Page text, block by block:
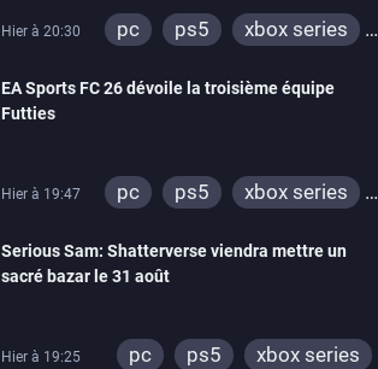
Hier à 20:30 pc ps5
xbox series
EA Sports FC 26 dévoile la troisième équipe
Futties
Hier à 19:47 pc ps5
xbox series
xbox one
switch 2
Serious Sam: Shatterverse viendra mettre un
sacré bazar le 31 août
Hier à 19:25 pc ps5 xbox series